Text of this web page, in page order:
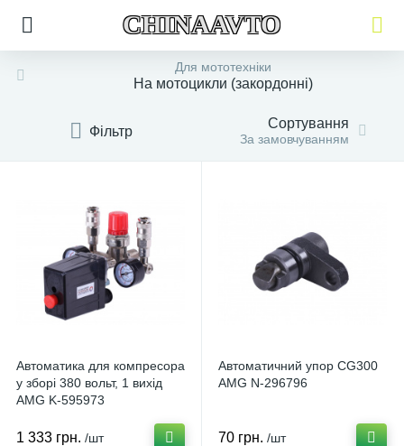
CHINAAVTO
Для мототехніки
На мотоцикли (закордонні)
Фільтр Сортування
За замовчуванням
Автоматика для компресора
у зборі 380 вольт, 1 вихід
AMG K-595973
1 333 грн. /шт
Автоматичний упор CG300
AMG N-296796
70 грн. /шт